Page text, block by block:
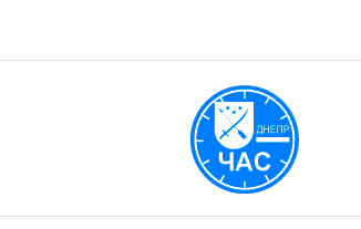
вмісту